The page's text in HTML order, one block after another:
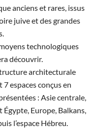
anciens et rares, issus
juive et des grandes
technologiques
découvrir.
architecturale
espaces conçus en
: Asie centrale,
Europe, Balkans,
l’espace Hébreu.